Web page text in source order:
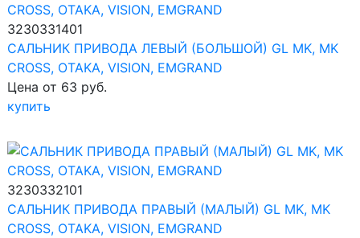
3230331401
САЛЬНИК ПРИВОДА ЛЕВЫЙ (БОЛЬШОЙ) GL MK, MK
CROSS, OTAKA, VISION, EMGRAND
Цена от 63 руб.
купить
3230332101
САЛЬНИК ПРИВОДА ПРАВЫЙ (МАЛЫЙ) GL MK, MK
CROSS, OTAKA, VISION, EMGRAND